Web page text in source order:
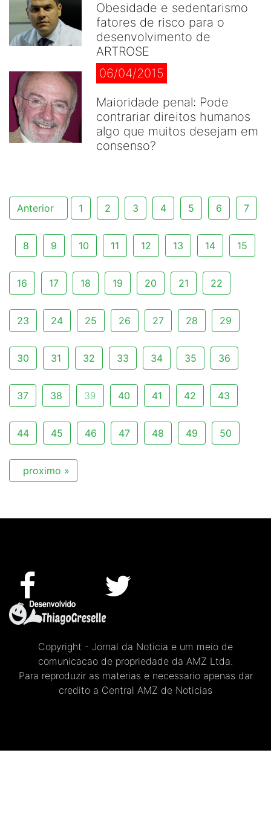
Obesidade e sedentarismo
fatores de risco para o
desenvolvimento de
ARTROSE
06/04/2015
Maioridade penal: Pode
contrariar direitos humanos
algo que muitos desejam em
consenso?
Anterior 1 2 3 4 5 6 7
8 9 10 11 12 13 14 15
16 17 18 19 20 21 22
23 24 25 26 27 28 29
30 31 32 33 34 35 36
37 38 39 40 41 42 43
44 45 46 47 48 49 50
proximo »
Copyright - Jornal da Noticia e um meio de
comunicacao de propriedade da AMZ Ltda.
Para reproduzir as materias e necessario apenas dar
credito a Central AMZ de Noticias